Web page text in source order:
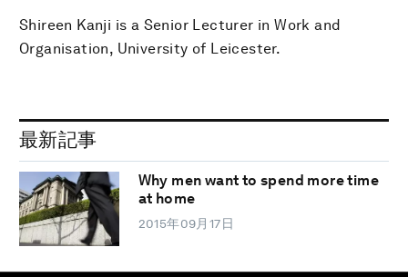
Shireen Kanji is a Senior Lecturer in Work and
Organisation, University of Leicester.
最新記事
Why men want to spend more time
at home
2015年09月17日